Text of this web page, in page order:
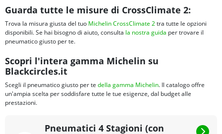
Guarda tutte le misure di CrossClimate 2:
Trova la misura giusta del tuo Michelin CrossClimate 2tra tutte le opzioni
disponibili. Se hai bisogno di aiuto, consulta la nostra guida per trovare il
pneumatico giusto per te.
Scopri l'intera gamma Michelin su
Blackcircles.it
Scegli il pneumatico giusto per te della gamma Michelin. Il catalogo offre
un'ampia scelta per soddisfare tutte le tue esigenze, dal budget alle
prestazioni.
Pneumatici 4 Stagioni (con